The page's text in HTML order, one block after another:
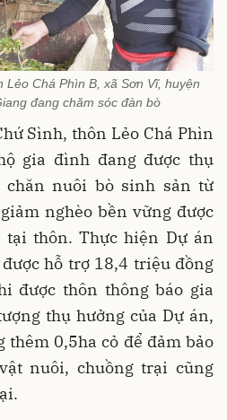
Chá Phìn B, xã Sơn Vĩ, huyện
đang chăm sóc đàn bò
Sình, thôn Lẻo Chá Phìn
gia đình đang được thụ
nuôi bò sinh sản từ
nghèo bền vững được
thôn. Thực hiện Dự án
hỗ trợ 18,4 triệu đồng
được thôn thông báo gia
thụ hưởng của Dự án,
0,5ha cỏ để đảm bảo
nuôi, chuồng trại cũng